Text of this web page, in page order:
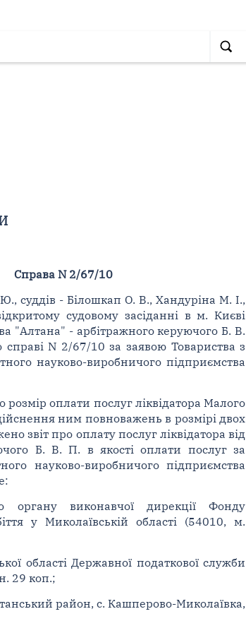
Справа N 2/67/10
суддів - Білошкап О. В., Хандуріна М. І.,
судовому засіданні в м. Києві
"Алтана" - арбітражного керуючого Б. В.
N 2/67/10 за заявою Товариства з
науково-виробничого підприємства
розмір оплати послуг ліквідатора Малого
ним повноважень в розмірі двох
звіт про оплату послуг ліквідатора від
Б. В. П. в якості оплати послуг за
науково-виробничого підприємства
виконавчої дирекції Фонду
у Миколаївській області (54010, м.
області Державної податкової служби
29 коп.;
район, с. Кашперово-Миколаївка,